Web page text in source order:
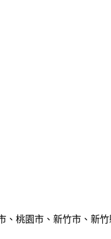
桃園市、新竹市、新